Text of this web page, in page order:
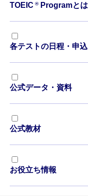
TOEIC ®Programとは
各テストの日程・申込
公式データ・資料
公式教材
お役立ち情報